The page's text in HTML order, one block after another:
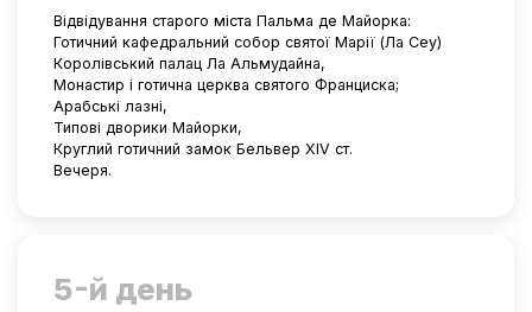
Відвідування старого міста Пальма де Майорка:
Готичний кафедральний собор святої Марії (Ла Сеу)
Королівський палац Ла Альмудайна,
Монастир і готична церква святого Франциска;
Арабські лазні,
Типові дворики Майорки,
Круглий готичний замок Бельвер XIV ст.
Вечеря.
5-й день